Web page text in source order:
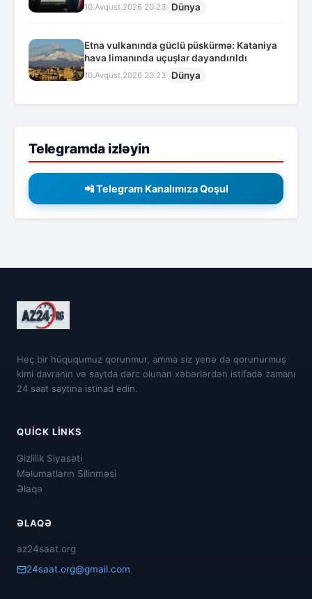
10.Avqust.2026 20:23 Dünya
Etna vulkanında güclü püskürmə: Kataniya
hava limanında uçuşlar dayandırıldı
10.Avqust.2026 20:23 Dünya
Telegramda izləyin
📲 Telegram Kanalımıza Qoşul
Heç bir hüququmuz qorunmur, amma siz yenə də qorunurmuş
kimi davranın və saytda dərc olunan xəbərlərdən istifadə zamanı
24 saat saytına istinad edin.
QUICK LINKS
Gizlilik Siyasəti
Məlumatların Silinməsi
Əlaqə
ƏLAQƏ
az24saat.org
24saat.org@gmail.com